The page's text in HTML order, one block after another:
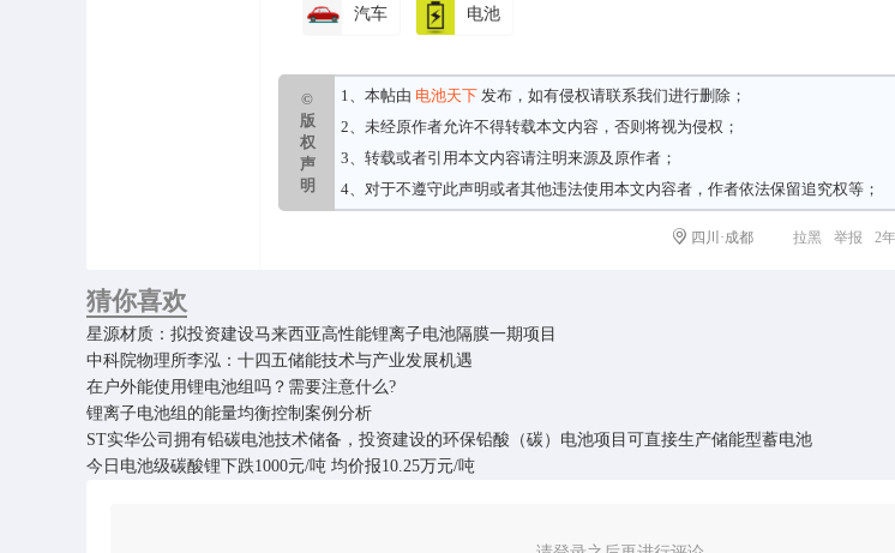
汽车 电池
©
版
权
声
明
1、本帖由 电池天下 发布，如有侵权请联系我们进行删除；
2、未经原作者允许不得转载本文内容，否则将视为侵权；
3、转载或者引用本文内容请注明来源及原作者；
4、对于不遵守此声明或者其他违法使用本文内容者，作者依法保留追究权等；
四川·成都 拉黑 举报 2
猜你喜欢
星源材质：拟投资建设马来西亚高性能锂离子电池隔膜一期项目
中科院物理所李泓：十四五储能技术与产业发展机遇
在户外能使用锂电池组吗？需要注意什么?
锂离子电池组的能量均衡控制案例分析
ST实华公司拥有铅碳电池技术储备，投资建设的环保铅酸（碳）电池项目可直接生产储能型蓄电池
今日电池级碳酸锂下跌1000元/吨 均价报10.25万元/吨